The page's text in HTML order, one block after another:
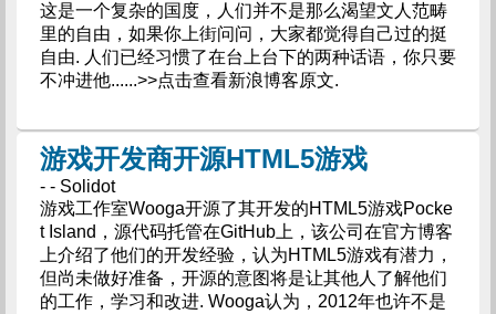
这是一个复杂的国度，人们并不是那么渴望文人范畴
里的自由，如果你上街问问，大家都觉得自己过的挺
自由. 人们已经习惯了在台上台下的两种话语，你只要
不冲进他......>>点击查看新浪博客原文.
游戏开发商开源HTML5游戏
- - Solidot
游戏工作室Wooga开源了其开发的HTML5游戏Pocke
t Island，源代码托管在GitHub上，该公司在官方博客
上介绍了他们的开发经验，认为HTML5游戏有潜力，
但尚未做好准备，开源的意图将是让其他人了解他们
的工作，学习和改进. Wooga认为，2012年也许不是